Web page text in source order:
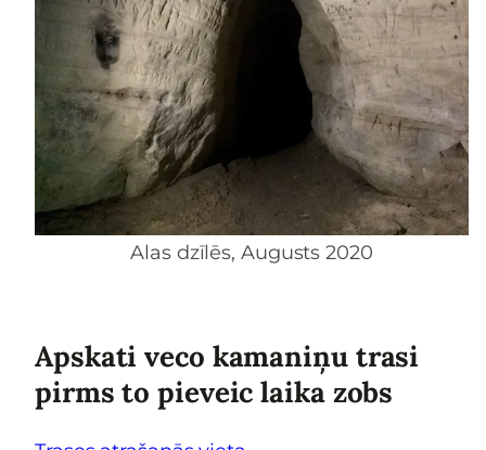
Alas dzīlēs, Augusts 2020
Apskati veco kamaniņu trasi
pirms to pieveic laika zobs